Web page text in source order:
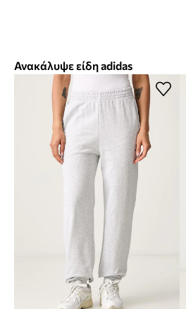
Ανακάλυψε είδη adidas